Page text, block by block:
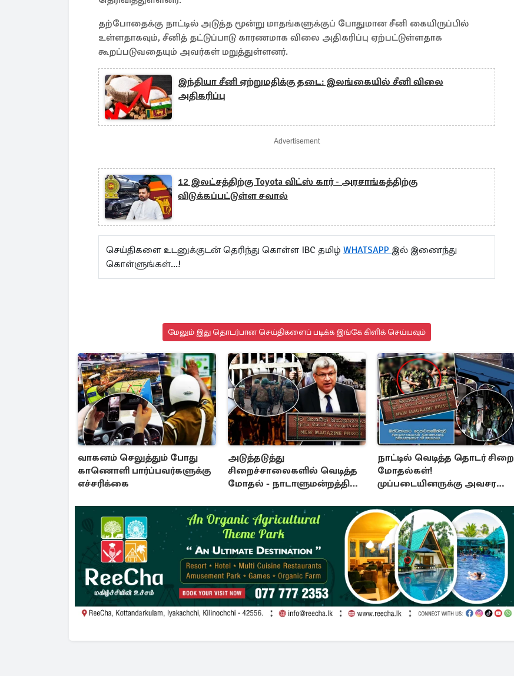
தற்போதைக்கு நாட்டில் அடுத்த மூன்று மாதங்களுக்குப் போதுமான சீனி கையிருப்பில்
உள்ளதாகவும், சீனித் தட்டுப்பாடு காரணமாக விலை அதிகரிப்பு ஏற்பட்டுள்ளதாக
கூறப்படுவதையும் அவர்கள் மறுத்துள்ளனர்.
இந்தியா சீனி ஏற்றுமதிக்கு தடை: இலங்கையில் சீனி விலை
அதிகரிப்பு
Advertisement
12 இலட்சத்திற்கு Toyota விட்ஸ் கார் - அரசாங்கத்திற்கு
விடுக்கப்பட்டுள்ள சவால்
செய்திகளை உடனுக்குடன் தெரிந்து கொள்ள IBC தமிழ் WHATSAPP இல் இணைந்து
கொள்ளுங்கள்...!
மேலும் இது தொடர்பான செய்திகளைப் படிக்க இங்கே கிளிக் செய்யவும்
வாகனம் செலுத்தும் போது
காணொளி பார்ப்பவர்களுக்கு
எச்சரிக்கை
அடுத்தடுத்து
சிறைச்சாலைகளில் வெடித்த
மோதல் - நாடாளுமன்றத்தில்
நாட்டில் வெடித்த தொடர் சிறை
மோதல்கள்!
முப்படையினருக்கு அவசர